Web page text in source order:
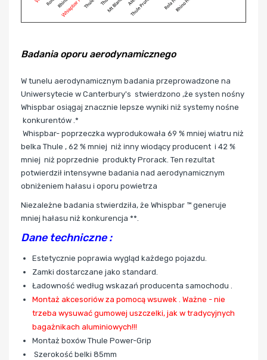
Badania oporu aerodynamicznego
W tunelu aerodynamicznym badania przeprowadzone na
Uniwersytecie w Canterbury's stwierdzono ,że systen nośny
Whispbar osiągaj znacznie lepsze wyniki niż systemy nośne
konkurentów .*
Whispbar- poprzeczka wyprodukowała 69 % mniej wiatru niż
belka Thule , 62 % mniej niż inny wiodący producent i 42 %
mniej niż poprzednie produkty Prorack. Ten rezultat
potwierdził intensywne badania nad aerodynamicznym
obniżeniem hałasu i oporu powietrza
Niezależne badania stwierdziła, że Whispbar ™ generuje
mniej hałasu niż konkurencja **.
Dane techniczne :
Estetycznie poprawia wygląd każdego pojazdu.
Zamki dostarczane jako standard.
Ładowność według wskazań producenta samochodu .
Montaż akcesoriów za pomocą wsuwek . Ważne - nie
trzeba wysuwać gumowej uszczelki, jak w tradycyjnych
bagażnikach aluminiowych!!!
Montaż boxów Thule Power-Grip
Szerokość belki 85mm